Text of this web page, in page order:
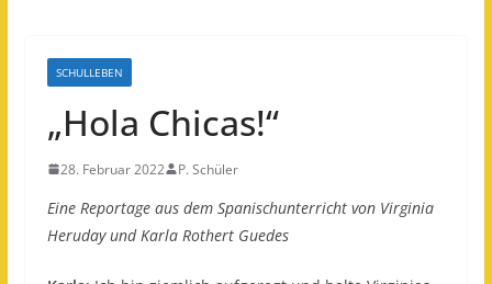
SCHULLEBEN
„Hola Chicas!“
28. Februar 2022 P. Schüler
Eine Reportage aus dem Spanischunterricht von Virginia
Heruday und Karla Rothert Guedes